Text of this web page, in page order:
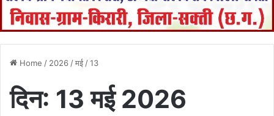
Home / 2026 /मई /13
दिन: 13 मई 2026